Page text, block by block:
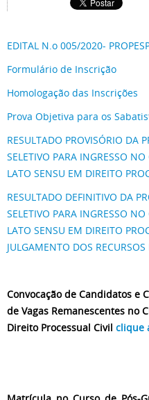
EDITAL N.o 005/2020-
Formulário de Inscrição
Homologação das Inscrições
Prova Objetiva para os
RESULTADO PROVISÓRIO DA
SELETIVO PARA INGRESSO
LATO SENSU EM DIREITO
RESULTADO DEFINITIVO DA
SELETIVO PARA INGRESSO
LATO SENSU EM DIREITO
JULGAMENTO DOS
Convocação de Candidatos e
de Vagas Remanescentes no
Direito Processual Civil clique